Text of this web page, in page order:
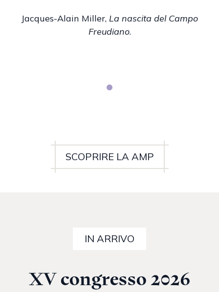
Jacques-Alain Miller, La nascita del Campo
Freudiano.
SCOPRIRE LA AMP
IN ARRIVO
XV congresso 2026